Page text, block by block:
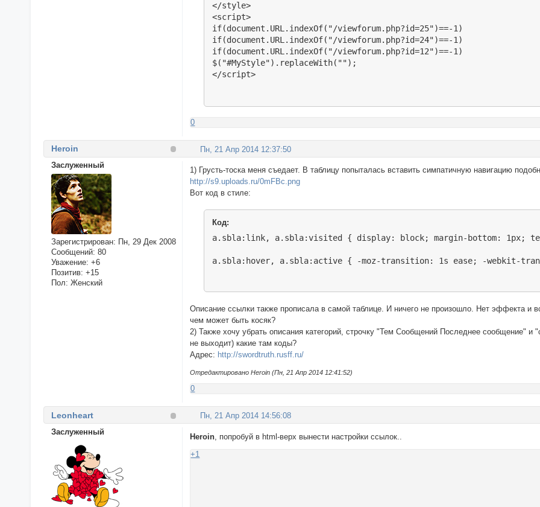
</style>
<script>
if(document.URL.indexOf("/viewforum.php?id=25")==-1)
if(document.URL.indexOf("/viewforum.php?id=24")==-1)
if(document.URL.indexOf("/viewforum.php?id=12")==-1)
$("#MyStyle").replaceWith("");
</script>
0
Пн, 21 Апр 2014 12:37:50
Heroin
Заслуженный
Зарегистрирован: Пн, 29 Дек 2008
Сообщений: 80
Уважение: +6
Позитив: +15
Пол: Женский
1) Грусть-тоска меня съедает. В таблицу попыталась вставить симпатичную навигацию
http://s9.uploads.ru/0mFBc.png
Вот код в стиле:
Код:
a.sbla:link, a.sbla:visited { display: block; margin-bottom: 1px;
a.sbla:hover, a.sbla:active { -moz-transition: 1s ease; -webkit-
Описание ссылки также прописала в самой таблице. И ничего не произошло. Нет эффекта и
чем может быть косяк?
2) Также хочу убрать описания категорий, строчку "Тем Сообщений Последнее сообщение" и
не выходит) какие там коды?
Адрес: http://swordtruth.rusff.ru/
Отредактировано Heroin (Пн, 21 Апр 2014 12:41:52)
0
Пн, 21 Апр 2014 14:56:08
Leonheart
Заслуженный
Heroin , попробуй в html-верх вынести настройки ссылок..
+1